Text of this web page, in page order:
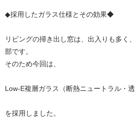
◆採用したガラス仕様とその効果◆
リビングの掃き出し窓は、出入りも多く
部です。
そのため今回は、
Low-E複層ガラス（断熱ニュートラル・
を採用しました。